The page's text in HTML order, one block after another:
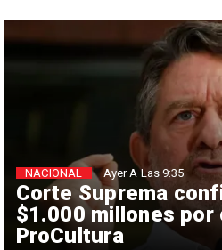
Corte Suprema
$1.000 millones por
ProCultura
NACIONAL Ayer A Las 9:35